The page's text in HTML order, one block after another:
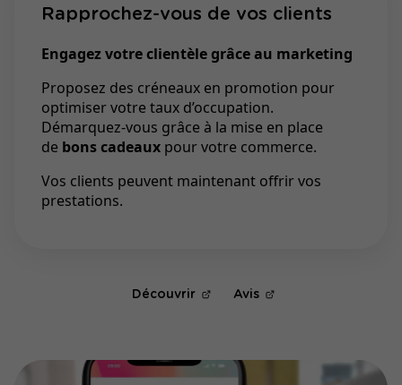
Rapprochez-vous de vos clients
Engagez votre clientèle grâce au marketing
Proposez des créneaux en promotion pour
optimiser votre taux d’occupation.
Démarquez-vous grâce à la mise en place
de bons cadeaux pour votre commerce.
Vos clients peuvent maintenant offrir vos
prestations.
Découvrir Avis